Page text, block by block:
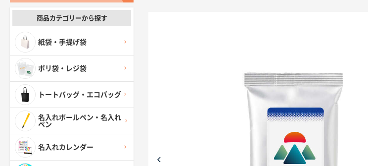
商品カテゴリーから探す
紙袋・手提げ袋
ポリ袋・レジ袋
トートバッグ・エコバッグ
名入れボールペン・名入れ
ペン
名入れカレンダー